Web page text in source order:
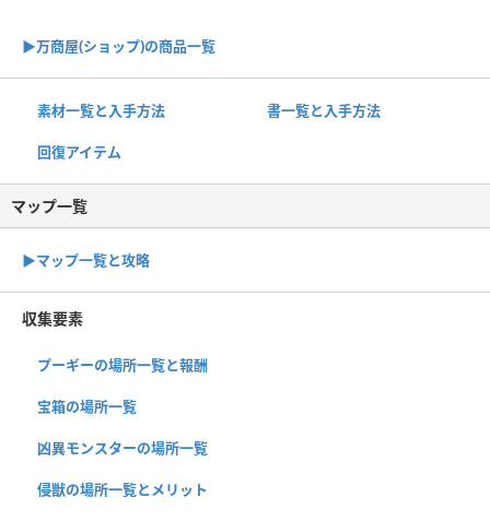
▶︎万商屋(ショップ)の商品一覧
素材一覧と入手方法 書一覧と入手方法
回復アイテム
マップ一覧
▶︎マップ一覧と攻略
収集要素
プーギーの場所一覧と報酬
宝箱の場所一覧
凶異モンスターの場所一覧
侵獣の場所一覧とメリット